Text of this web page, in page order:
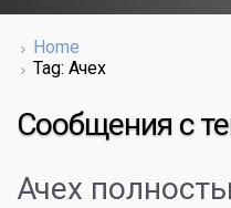
Home
Tag: Ачех
Сообщения с
Ачех